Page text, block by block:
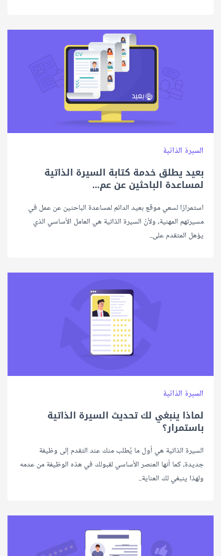
السيرة الذاتية
بعيد يطلق خدمة كتابة السيرة الذاتية
لمساعدة الباحثين عن عم...
استمرارًا لسعي موقع بعيد الدائم لمساعدة الباحثين عن عمل في
مسيرتهم المهنية، ولأنّ السيرة الذاتية هي العامل الأساسي الذي
يؤهل المتقدم على..
السيرة الذاتية
لماذا ينبغي لك تحديث السيرة الذاتية
باستمرار؟
السيرة الذاتية هي أول ما يُطلب منك عند التقدم إلى وظيفة
جديدة، كما أنها العنصر الأساسي لقبولك في هذه الوظيفة من عدمه
ولهذا ينبغي لك العناية..